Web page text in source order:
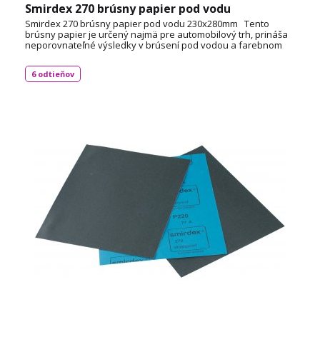
Smirdex 270 brúsny papier pod vodu
Smirdex 270 brúsny papier pod vodu 230x280mm Tento
brúsny papier je určený najmä pre automobilový trh, prináša
neporovnateľné výsledky v brúsení pod vodou a farebnom
mokra lakov, plastov a kompozitných materiálov. Jeho
flexibilný podklad a väzby umožňujú ľahké skladanie a
6 odtieňov